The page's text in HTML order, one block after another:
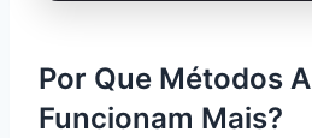
Por Que Métodos
Funcionam Mais?